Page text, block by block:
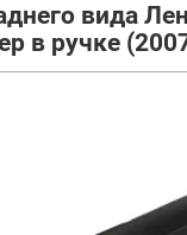
вида
в ручке